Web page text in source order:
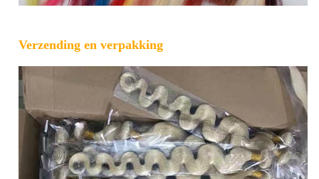
Verzending en verpakking